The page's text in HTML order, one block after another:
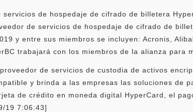
servicios de hospedaje de cifrado de billetera
de servicios de hospedaje de cifrado de
y entre sus miembros se incluyen: Acronis,
trabajará con los miembros de la alianza para
de servicios de custodia de activos
y brinda a las empresas las soluciones de
de crédito en moneda digital HyperCard, el
19 7:06:43]